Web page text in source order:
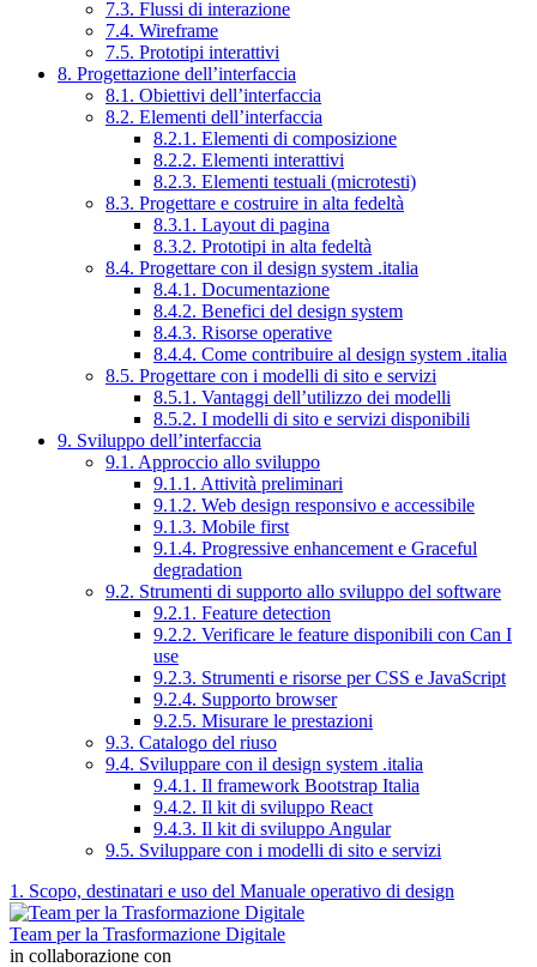
7.3. Flussi di interazione
7.4. Wireframe
7.5. Prototipi interattivi
8. Progettazione dell’interfaccia
8.1. Obiettivi dell’interfaccia
8.2. Elementi dell’interfaccia
8.2.1. Elementi di composizione
8.2.2. Elementi interattivi
8.2.3. Elementi testuali (microtesti)
8.3. Progettare e costruire in alta fedeltà
8.3.1. Layout di pagina
8.3.2. Prototipi in alta fedeltà
8.4. Progettare con il design system .italia
8.4.1. Documentazione
8.4.2. Benefici del design system
8.4.3. Risorse operative
8.4.4. Come contribuire al design system .italia
8.5. Progettare con i modelli di sito e servizi
8.5.1. Vantaggi dell’utilizzo dei modelli
8.5.2. I modelli di sito e servizi disponibili
9. Sviluppo dell’interfaccia
9.1. Approccio allo sviluppo
9.1.1. Attività preliminari
9.1.2. Web design responsivo e accessibile
9.1.3. Mobile first
9.1.4. Progressive enhancement e Graceful
degradation
9.2. Strumenti di supporto allo sviluppo del software
9.2.1. Feature detection
9.2.2. Verificare le feature disponibili con Can I
use
9.2.3. Strumenti e risorse per CSS e JavaScript
9.2.4. Supporto browser
9.2.5. Misurare le prestazioni
9.3. Catalogo del riuso
9.4. Sviluppare con il design system .italia
9.4.1. Il framework Bootstrap Italia
9.4.2. Il kit di sviluppo React
9.4.3. Il kit di sviluppo Angular
9.5. Sviluppare con i modelli di sito e servizi
1. Scopo, destinatari e uso del Manuale operativo di design
Team per la Trasformazione Digitale
in collaborazione con